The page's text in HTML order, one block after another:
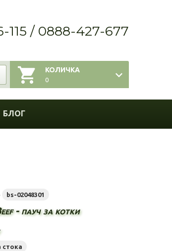
115 / 0888-427-677
КОЛИЧКА
0
БЛОГ
bs-02048301
- пауч за котки
стока